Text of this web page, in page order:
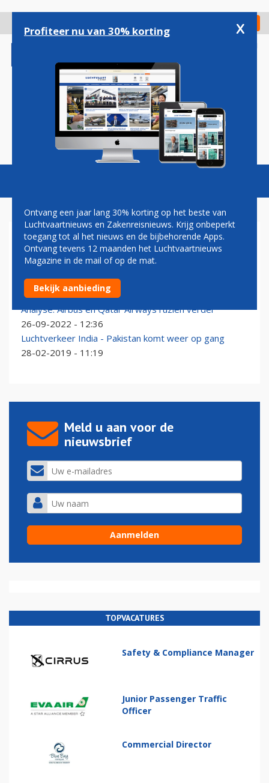
gaan
Check in
Magazine Podcasts Vacatures
CONFLICT
Airbus en Qatar Airways begraven strijdbijl over A350
01-02-2023 - 18:43
Analyse: Airbus en Qatar Airways ruziën verder
26-09-2022 - 12:36
Luchtverkeer India - Pakistan komt weer op gang
28-02-2019 - 11:19
Meld u aan voor de
nieuwsbrief
TOPVACATURES
Safety & Compliance Manager
Junior Passenger Traffic
Officer
Commercial Director
Profiteer nu van 30% korting x
Ontvang een jaar lang 30% korting op het beste van
Luchtvaartnieuws en Zakenreisnieuws. Krijg onbeperkt
toegang tot al het nieuws en de bijbehorende Apps.
Ontvang tevens 12 maanden het Luchtvaartnieuws
Magazine in de mail of op de mat.
Bekijk aanbieding